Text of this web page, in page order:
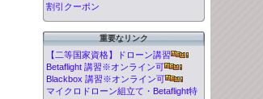
割引クーポン
重要なリンク
【二等国家資格】ドローン講習
Betaflight 講習※オンライン可
Blackbox 講習※オンライン可
マイクロドローン組立て・Betaflight特